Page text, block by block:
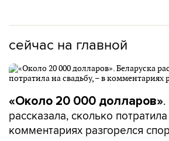
сейчас на главной
«Около 20 000 долларов».
рассказала, сколько
комментариях разгорелся спор